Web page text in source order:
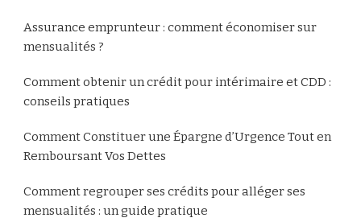
Assurance emprunteur : comment économiser sur
mensualités ?
Comment obtenir un crédit pour intérimaire et CDD :
conseils pratiques
Comment Constituer une Épargne d’Urgence Tout en
Remboursant Vos Dettes
Comment regrouper ses crédits pour alléger ses
mensualités : un guide pratique